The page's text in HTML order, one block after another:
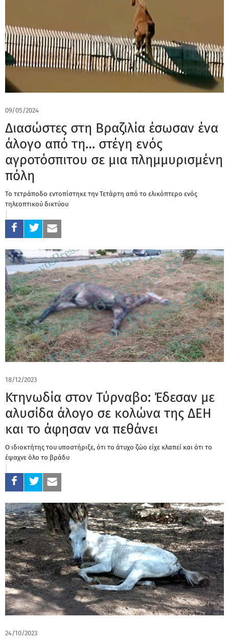
09/05/2024
Διασώστες στη Βραζιλία έσωσαν ένα
άλογο από τη… στέγη ενός
αγροτόσπιτου σε μια πλημμυρισμένη
πόλη
Το τετράποδο εντοπίστηκε την Τετάρτη από το ελικόπτερο ενός
τηλεοπτικού δικτύου
18/12/2023
Κτηνωδία στον Τύρναβο: Έδεσαν με
αλυσίδα άλογο σε κολώνα της ΔΕΗ
και το άφησαν να πεθάνει
Ο ιδιοκτήτης του υποστήριξε, ότι το άτυχο ζώο είχε κλαπεί και ότι το
έψαχνε όλο το βράδυ
24/10/2023